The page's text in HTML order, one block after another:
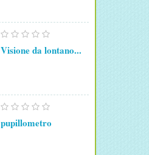
Visione da lontano...
pupillometro